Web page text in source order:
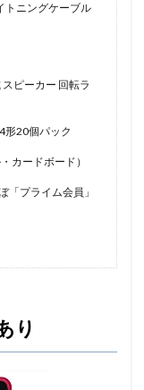
トニングケーブル
ピーカー 回転ラ
形20個パック
カードボード）
「プライム会員」
り